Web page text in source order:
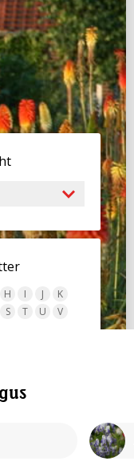
H I J
K
S T U
V